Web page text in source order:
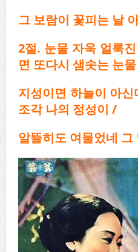
그 보람이 꽃피는 날
2절. 눈물 자욱 얼룩
면 또다시 샘솟는 눈
지성이면 하늘이 아신
조각 나의 정성이 /
알뜰히도 여물었네 그